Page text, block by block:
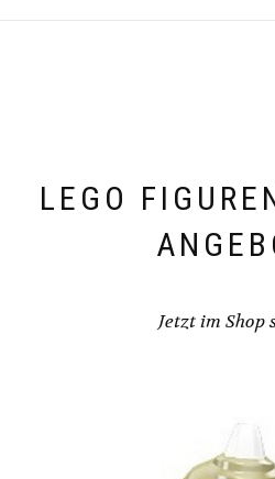
LEGO
Jetzt im Shop